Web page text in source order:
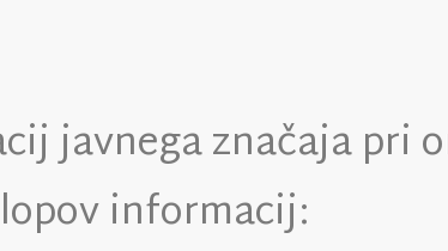
javnega značaja pri
informacij: